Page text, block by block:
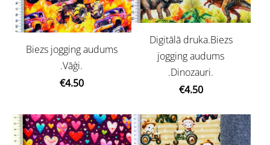
Biezs jogging audums
.Vāģi.
€4.50
Digitālā druka.Biezs
jogging audums
.Dinozauri.
€4.50